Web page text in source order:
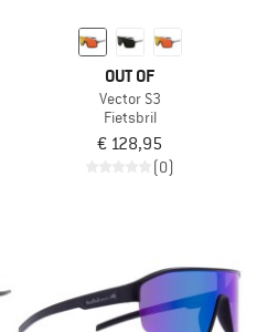
OUT OF
Vector S3
Fietsbril
€ 128,95
(0)